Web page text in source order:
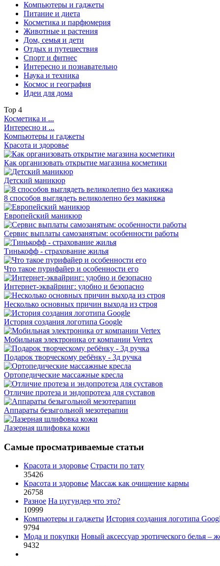
Компьютеры и гаджеты
Питание и диета
Косметика и парфюмерия
Животные и растения
Дом, семья и дети
Отдых и путешествия
Спорт и фитнес
Интересно и познавательно
Наука и техника
Космос и география
Идеи для дома
Top 4
Косметика и ...
Интересно и ...
Компьютеры и гаджеты
Красота и здоровье
Как организовать открытие магазина косметики
Детский маникюр
8 способов выглядеть великолепно без макияжа
Европейский маникюр
Сервис выплаты самозанятым: особенности работы
Тинькофф - страхование жилья
Что такое пурифайер и особенности его
Интернет-эквайринг: удобно и безопасно
Несколько основных причин выхода из строя
История создания логотипа Google
Мобильная электроника от компании Vertex
Подарок творческому ребёнку - 3д ручка
Ортопедические массажные кресла
Отличие протеза и эндопротеза для суставов
Аппараты безыгольной мезотерапии
Лазерная шлифовка кожи
Самые просматриваемые статьи
Красота и здоровье Страсти по тату
35426
Красота и здоровье Массаж как очищение кармы
26758
Разное На цугундер что это?
10999
Компьютеры и гаджеты История создания логотипа
9794
Мода и покупки Новый аксессуар эротического белья –
9432